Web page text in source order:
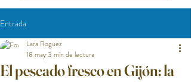
Entrada
El pescado fresco en Gijón: la
Lara Roguez
18 may3 min de lectura